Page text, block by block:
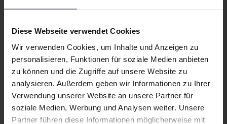
Diese Webseite verwendet Cookies
Wir verwenden Cookies, um Inhalte und Anzeigen zu
personalisieren, Funktionen für soziale Medien anbieten
zu können und die Zugriffe auf unsere Website zu
analysieren. Außerdem geben wir Informationen zu Ihrer
Verwendung unserer Website an unsere Partner für
soziale Medien, Werbung und Analysen weiter. Unsere
Partner führen diese Informationen möglicherweise mit
A 180 5dr W176
2014
184 540 Kilometer
Benzin
Åkersberga (Runö)
Höchstgebot: 19 500 SEK
Demnächst